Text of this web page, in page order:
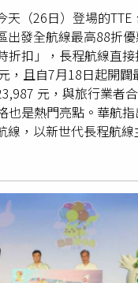
9客機變更為6架787-
易金額不超過美金
金額不超過美金3.32
額增加13.5億左右，
元，增加金額約新台
決議新購的8架787，
交易總金額不超過美金
體24架金額約達71.76
億元。華航 787-9 客
經濟艙共 3 個艙等，
貼近人體舒適的濕度
優質客艙體驗；且 787
油消耗與碳排放，節
構，也將是華航邁向
天（26日）登場的
出發全航線最高88折
折扣」，長程航線直接
，且自7月18日起開闢
元，與旅行業者
也是熱門亮點。華航
線，以新世代長程航
兩個往返班次，為唯
航台北－維也納航線
拉格每周兩個班次，
提供旅客維也納、布
奧地利及捷克等周邊行
程，雙航點進出免除
台灣航空業，到華航展